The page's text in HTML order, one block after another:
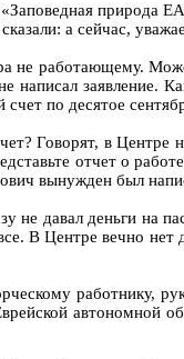
природа
а сейчас,
не работающему.
написал заявление.
счет по десятое
Говорят, в
отчет о
вынужден был
не давал деньги на
В Центре вечно нет
работнику,
автономной